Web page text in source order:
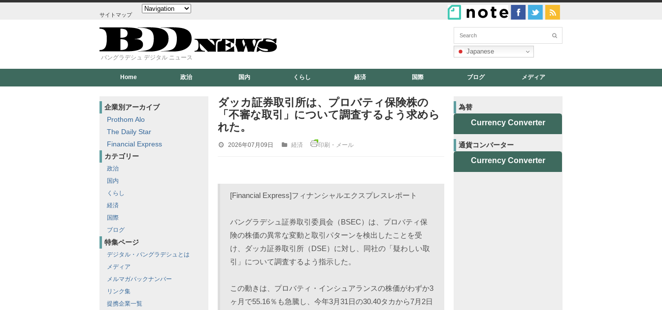
サイトマップ
バングラデシュ デジタル ニュース
Japanese
Home 政治 国内 くらし 経済 国際 ブログ メディア
企業別アーカイブ
Prothom Alo
The Daily Star
Financial Express
カテゴリー
政治
国内
くらし
経済
国際
ブログ
特集ページ
デジタル・バングラデシュとは
メディア
メルマガバックナンバー
リンク集
提携企業一覧
ダッカ証券取引所は、プロバティ保険株の
「不審な取引」について調査するよう求めら
れた。
2026年07月09日 経済 印刷・メール
[Financial Express]フィナンシャルエクスプレスレポート
バングラデシュ証券取引委員会（BSEC）は、プロバティ保
険の株価の異常な変動と取引パターンを検出したことを受
け、ダッカ証券取引所（DSE）に対し、同社の「疑わしい取
引」について調査するよう指示した。
この動きは、プロバティ・インシュアランスの株価がわずか3
ヶ月で55.16％も急騰し、今年3月31日の30.40タカから7月2日
為替
Currency Converter
通貨コンバーター
Currency Converter